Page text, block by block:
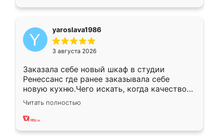
yaroslava1986
3 августа 2026
Заказала себе новый шкаф в студии
Ренессанс где ранее заказывала себе
новую кухню.Чего искать, когда качеством
вполне довольна. Служит кухня уже почти
два года, нареканий нет.
Читать полностью